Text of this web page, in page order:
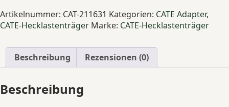
V-
Klasse
Artikelnummer: CAT-211631 Kategorien: CATE Adapter,
CATE-Hecklastenträger Marke: CATE-Hecklastenträger
Beschreibung Rezensionen (0)
Beschreibung